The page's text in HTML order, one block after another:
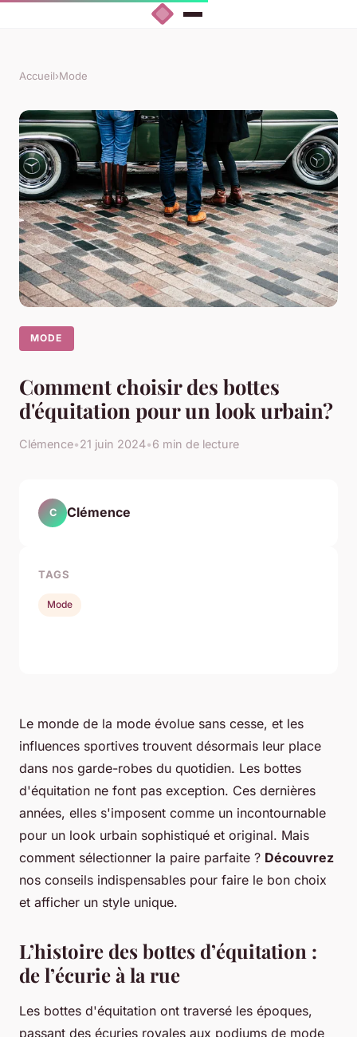
Accueil›Mode
MODE
Comment choisir des bottes
d'équitation pour un look urbain?
Clémence•21 juin 2024•6 min de lecture
Le monde de la mode évolue sans cesse, et les
influences sportives trouvent désormais leur place
dans nos garde-robes du quotidien. Les bottes
d'équitation ne font pas exception. Ces dernières
années, elles s'imposent comme un incontournable
pour un look urbain sophistiqué et original. Mais
comment sélectionner la paire parfaite ? Découvrez
nos conseils indispensables pour faire le bon choix
et afficher un style unique.
L’histoire des bottes d’équitation :
de l’écurie à la rue
Les bottes d'équitation ont traversé les époques,
passant des écuries royales aux podiums de mode
C Clémence
TAGS
Mode